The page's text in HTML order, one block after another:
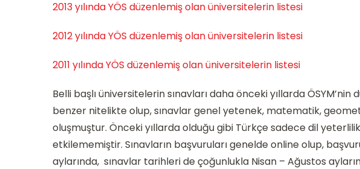
2013 yılında YÖS düzenlemiş olan üniversitelerin listesi
2012 yılında YÖS düzenlemiş olan üniversitelerin listesi
2011 yılında YÖS düzenlemiş olan üniversitelerin listesi
Belli başlı üniversitelerin sınavları daha önceki yıllarda ÖSYM’nin
benzer nitelikte olup, sınavlar genel yetenek, matematik,
oluşmuştur. Önceki yıllarda olduğu gibi Türkçe sadece dil
etkilememiştir. Sınavların başvuruları genelde online olup,
aylarında, sınavlar tarihleri de çoğunlukla Nisan – Ağustos